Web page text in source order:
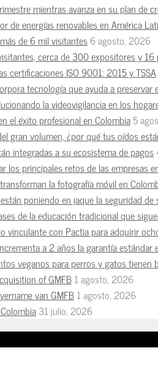
mientras avanza en su plan de
de energías renovables en América
de 6 mil visitantes6 agosto, 2026
cerca de 300 expositores y 16
certificaciones ISO 9001: 2015 y TSSA
tecnología que ayuda a
la videovigilancia en los
el éxito profesional en Colombia5
gran volumen, ¿por qué tus oídos
integradas a su ecosistema de pagos
los principales retos de las empresas
la fotografía móvil en
poniendo en jaque la seguridad
de la educación tradicional que
vinculante con Pactia para adquirir
a 2 años la garantía
veganos para perros y gatos tienen
of GMFB1 agosto, 2026
van GMFB1 agosto, 2026
31 julio, 2026